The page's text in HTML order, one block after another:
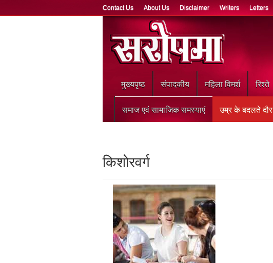
Contact Us About Us Disclaimer Writers Letters
मुख्‍यपृष्ठ संपादकीय महिला विमर्श रिश्ते
समाज एवं सामाजिक समस्याएं उम्र के बदलते दौर
किशोरवर्ग